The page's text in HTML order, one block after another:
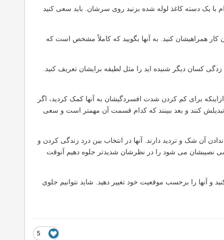
با یک دسته کاغذ لوله شده بزنید روی سرشان. باید سعی کنید
همراهیشان کنید. به آنها بگویید که کاملاً مشخص است که
کسان دیگر شنیده اید را مثل لطیفه برایشان تعریف کنید.
برای کم کردن شدت افسردگیشان به آنها کمک کردید، اگر
کنند و بعد ببینند که کدام قسمت آن مهمتر است و سعی
آن شک و تردید دارند. آنها در انتخاب بین درد زندگی کردن و
نصیبشان می شود را در نظرشان شدیدتر جلوه دهیم آنوقت
و آنها را برحسب موقعیت خود تغییر دهید. شاید نتوانیم جلوی
5